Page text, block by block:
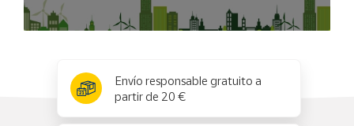
Envío responsable gratuito a
partir de 20 €